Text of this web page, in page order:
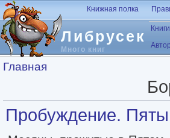
Перейти к основному содержанию
Либрусек
Много книг
Книжная полка
Вы здесь
Главная
Пробуждение.